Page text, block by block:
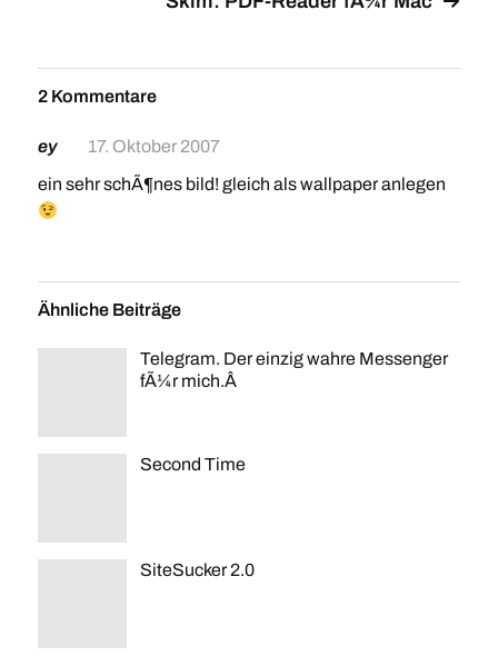
2 Kommentare
ey
17. Oktober 2007
ein sehr schÃ¶nes bild! gleich als wallpaper anlegen
Ähnliche Beiträge
Telegram. Der einzig wahre Messenger
fÃ¼r mich.Â
Second Time
SiteSucker 2.0